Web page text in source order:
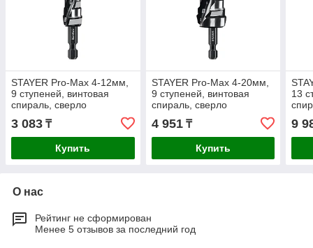
STAYER Pro-Max 4-12мм,
9 ступеней, винтовая
спираль, сверло
ступенчатое (29661-4-12-
9)
3 083 ₸
Купить
STAYER Pro-Max 4-20мм,
9 ступеней, винтовая
спираль, сверло
ступенчатое (29661-4-20-
9)
4 951₸
Купить
13
13)
9
О нас
Рейтинг не сформирован
Менее 5 отзывов за последний год